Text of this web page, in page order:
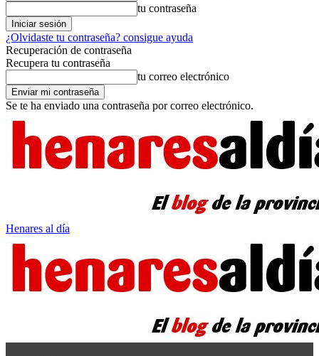
tu contraseña
¿Olvidaste tu contraseña? consigue ayuda
Recuperación de contraseña
Recupera tu contraseña
tu correo electrónico
Se te ha enviado una contraseña por correo electrónico.
Henares al día